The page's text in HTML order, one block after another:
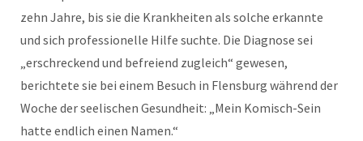
zehn Jahre, bis sie die Krankheiten als solche erkannte
und sich professionelle Hilfe suchte. Die Diagnose sei
„erschreckend und befreiend zugleich“ gewesen,
berichtete sie bei einem Besuch in Flensburg während der
Woche der seelischen Gesundheit: „Mein Komisch-Sein
hatte endlich einen Namen.“